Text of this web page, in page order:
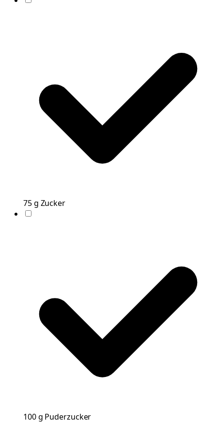
75g Zucker
100g Puderzucker